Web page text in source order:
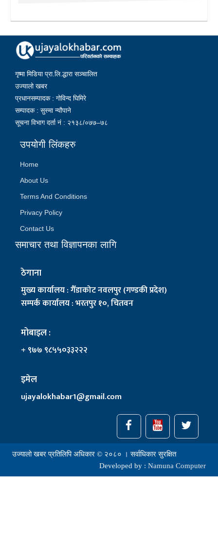
गृष्मा मिडिया प्रा.लि.द्धारा सञ्चालित
उज्यालो खबर
प्रधानसम्पादक : गोविन्द घिमिरे
सम्पादक : सुस्मा न्यौपाने
सूचना विभाग दर्ता नं : २१३८/०७७–७८
उपयोगी लिंकहरु
Home
About Us
Terms And Conditions
Privacy Policy
Contact Us
समाचार तथा विज्ञापनका लागि
ठेगाना
मुख्य कार्यालय : गैँडाकोट नवलपुर (गण्डकी प्रदेश)
सम्पर्क कार्यालय : भरतपुर १०, चितवन
मोबाइल :
+ ९७७ ९८५५०३३२२२
इमेल
ujayalokhabar1@gmail.com
उज्यालो खबर प्रतिलिपि अधिकार © २०८० । सर्वाधिकार सुरक्षित
Developed by : Namuna Computer